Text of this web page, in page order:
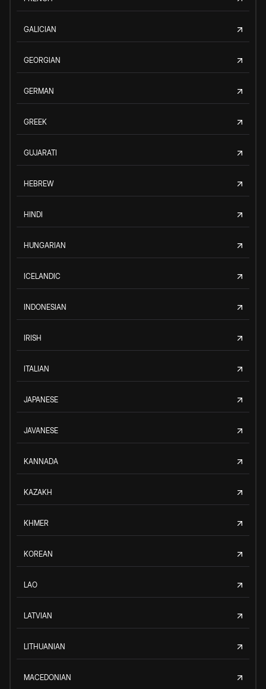
GALICIAN
GEORGIAN
GERMAN
GREEK
GUJARATI
HEBREW
HINDI
HUNGARIAN
ICELANDIC
INDONESIAN
IRISH
ITALIAN
JAPANESE
JAVANESE
KANNADA
KAZAKH
KHMER
KOREAN
LAO
LATVIAN
LITHUANIAN
MACEDONIAN